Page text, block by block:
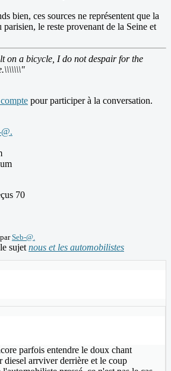
bien, ces sources ne représentent que la
parisien, le reste provenant de la Seine et
on a bicycle, I do not despair for the
pour participer à la conversation.
70
parSeb-@.
sujet nous et les automobilistes
parfois entendre le doux chant
diesel arrviver derrière et le coup